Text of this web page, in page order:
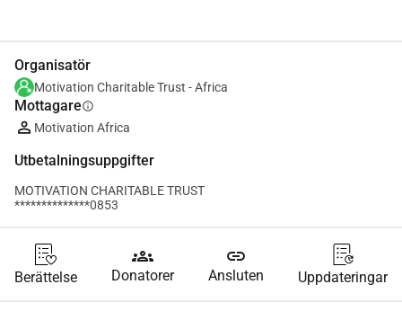
Organisatör
Motivation Charitable Trust - Africa
Mottagareinfo
Motivation Africa
Utbetalningsuppgifter
MOTIVATION CHARITABLE TRUST
**************0853
Berättelse
groups
Donatorer
link
Ansluten Uppdateringar